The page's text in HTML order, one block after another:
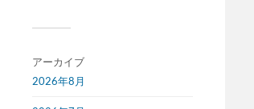
アーカイブ
2026年8月